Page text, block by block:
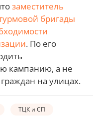
заместитель
бригады
. По его
кампанию, а не
на улицах.
ТЦК и СП